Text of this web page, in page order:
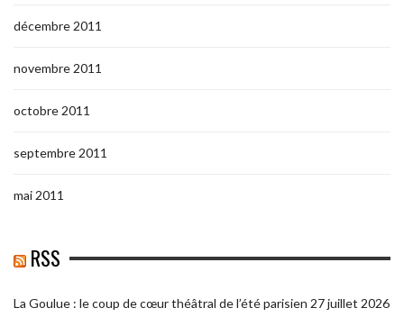
décembre 2011
novembre 2011
octobre 2011
septembre 2011
mai 2011
RSS
La Goulue : le coup de cœur théâtral de l’été parisien 27 juillet 2026